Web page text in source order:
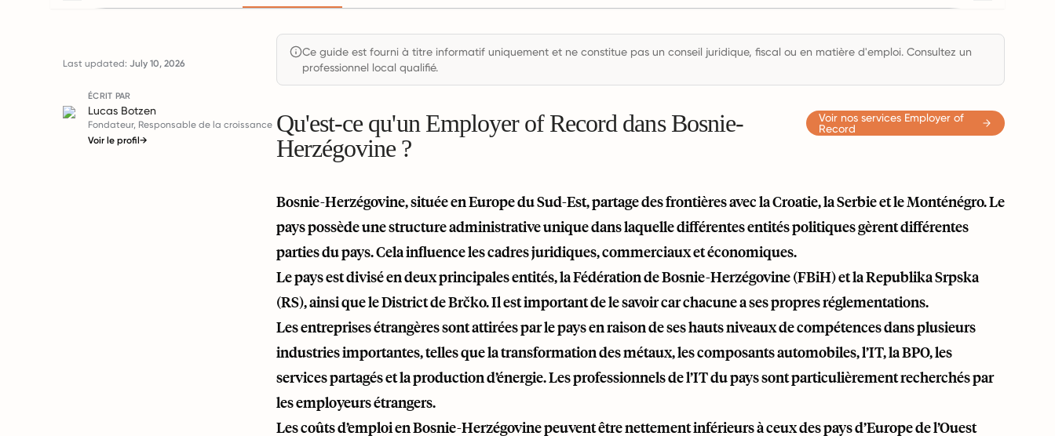
Last updated: July 10, 2026
ÉCRIT PAR
Lucas Botzen
Fondateur, Responsable de la croissance
Voir le profil→
Ce guide est fourni à titre informatif uniquement et ne constitue pas un conseil juridique, fiscal ou en matière d'emploi. Consultez un
professionnel local qualifié.
Qu'est-ce qu'un Employer of Record dans Bosnie-
Herzégovine ?
Voir nos services Employer of
Record
Bosnie-Herzégovine, située en Europe du Sud-Est, partage des frontières avec la Croatie, la Serbie et le Monténégro. Le
pays possède une structure administrative unique dans laquelle différentes entités politiques gèrent différentes
parties du pays. Cela influence les cadres juridiques, commerciaux et économiques.
Le pays est divisé en deux principales entités, la Fédération de Bosnie-Herzégovine (FBiH) et la Republika Srpska
(RS), ainsi que le District de Brčko. Il est important de le savoir car chacune a ses propres réglementations.
Les entreprises étrangères sont attirées par le pays en raison de ses hauts niveaux de compétences dans plusieurs
industries importantes, telles que la transformation des métaux, les composants automobiles, l’IT, la BPO, les
services partagés et la production d’énergie. Les professionnels de l’IT du pays sont particulièrement recherchés par
les employeurs étrangers.
Les coûts d’emploi en Bosnie-Herzégovine peuvent être nettement inférieurs à ceux des pays d’Europe de l’Ouest